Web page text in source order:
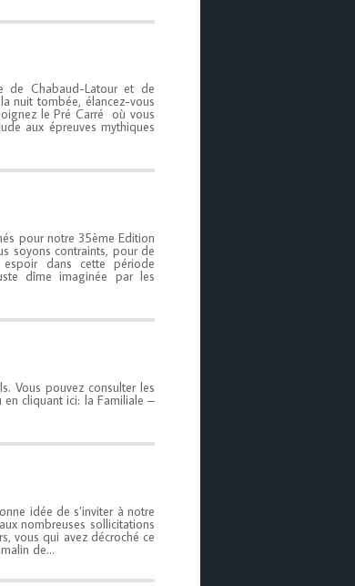
de Chabaud-Latour et de
nuit tombée, élancez-vous
le Pré Carré où vous
aux épreuves mythiques
pour notre 35ème Edition
soyons contraints, pour de
dans cette période
dîme imaginée par les
Vous pouvez consulter les
cliquant ici: la Familiale –
idée de s’inviter à notre
nombreuses sollicitations
vous qui avez décroché ce
de…